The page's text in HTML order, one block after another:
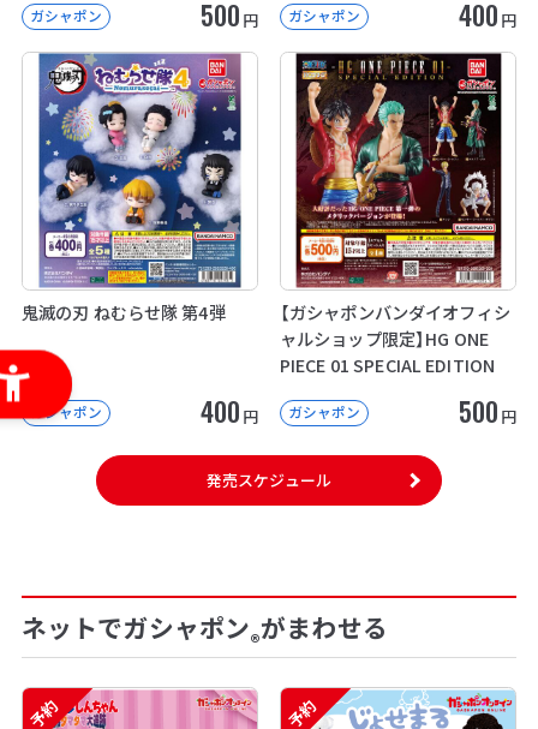
ガシャポン 500 円 ガシャポン 400 円
鬼滅の刃 ねむらせ隊 第4弾
ガシャポン 400 円
【ガシャポンバンダイオフィシ
ャルショップ限定】HG ONE
PIECE 01 SPECIAL EDITION
ガシャポン 500 円
発売スケジュール
ネットでガシャポン®がまわせる
予約 予約